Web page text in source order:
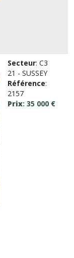
Secteur: C3
21 - SUSSEY
Référence:
2157
Prix: 35 000 €